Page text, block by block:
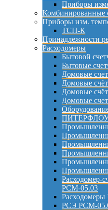
Приборы
Комбинированные
Приборы изм.
ТСП-К
Принадлежности
Расходомеры
Бытовой
Бытовые
Домовые
Домовые
Домовые
Домовые
Расходомер-
РСМ-05.03
РСЭ РСМ-